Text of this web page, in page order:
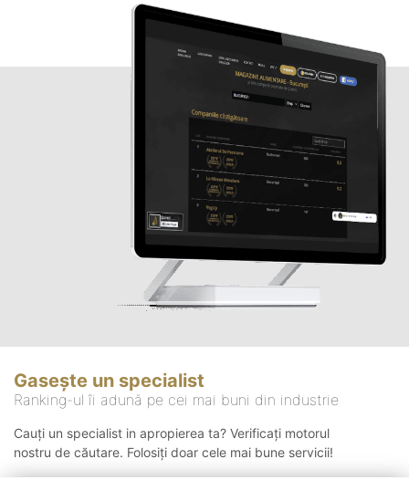
Gasește un specialist
Ranking-ul îi adună pe cei mai buni din industrie
Cauți un specialist in apropierea ta? Verificați motorul
nostru de căutare. Folosiți doar cele mai bune servicii!